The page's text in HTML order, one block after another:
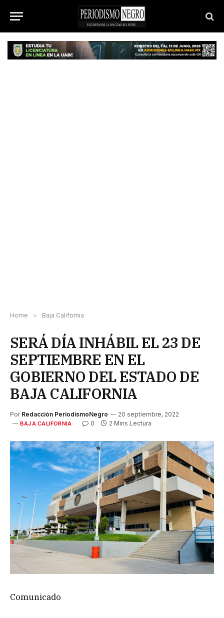
Home » Baja California
SERÁ DÍA INHÁBIL EL 23 DE
SEPTIEMBRE EN EL
GOBIERNO DEL ESTADO DE
BAJA CALIFORNIA
Por Redacción PeriodismoNegro 20 septiembre, 2022
BAJA CALIFORNIA 0 2 Mins Lectura
Comunicado